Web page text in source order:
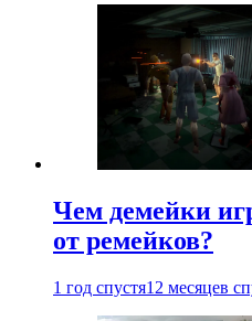
Чем демейки
от ремейков?
1 год спустя12 месяцев